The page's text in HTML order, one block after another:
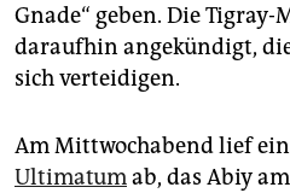
Gnade“ geben. Die
daraufhin angekündigt,
sich verteidigen.
Am Mittwochabend lief ein
Ultimatumab, das Abiy